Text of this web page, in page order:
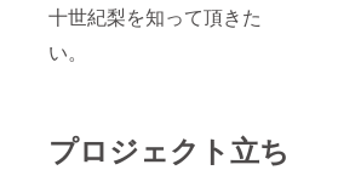
十世紀梨を知って頂きた
い。
プロジェクト立ち